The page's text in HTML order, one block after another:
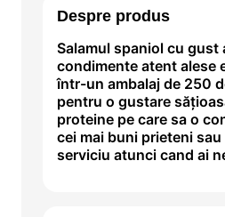
Despre produs
Salamul spaniol cu gust
condimente atent alese
într-un ambalaj de 250
pentru o gustare
proteine pe care sa o
cei mai buni prieteni
serviciu atunci cand ai